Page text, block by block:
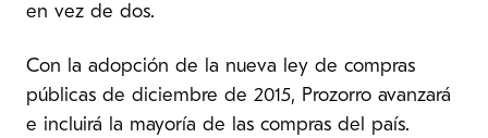
en vez de dos.
Con la adopción de la nueva ley de compras
públicas de diciembre de 2015, Prozorro avanzará
e incluirá la mayoría de las compras del país.